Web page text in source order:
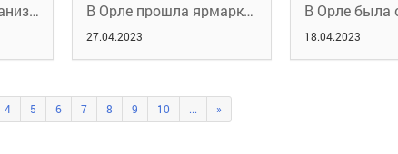
В Ливнах была организована одна из площадок регионального этапа Всероссийской ярмарки вакансий В Орле прошла ярмарка вакансий для молодёжи
27.04.2023 18.04.2023
4 5 6 7 8 9 10 ... »